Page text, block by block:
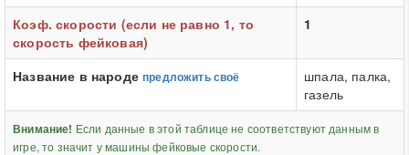
Коэф. скорости (если не равно 1, то
скорость фейковая)
1
Название в народепредложить своё
шпала, палка,
газель
Внимание! Если данные в этой таблице не соответствуют данным в
игре, то значит у машины фейковые скорости.